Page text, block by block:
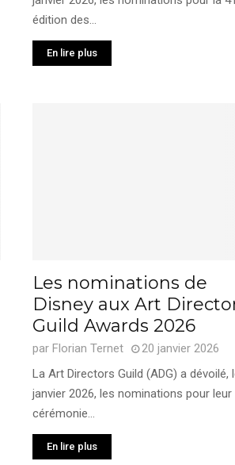
édition des...
En lire plus
Les nominations de
Disney aux Art
Guild Awards 2026
par Florian Ternet
20 janvier 2026
La Art Directors Guild (ADG) a dévoilé,
janvier 2026, les nominations pour leur
cérémonie...
En lire plus